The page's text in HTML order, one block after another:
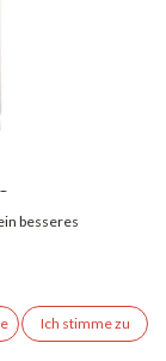
ml
besseres
Ich stimme zu